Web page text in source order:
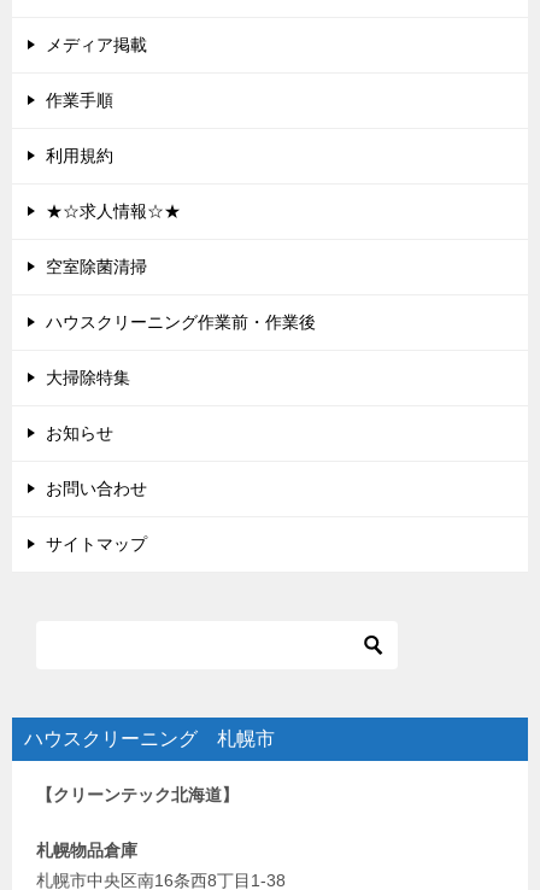
メディア掲載
作業手順
利用規約
★☆求人情報☆★
空室除菌清掃
ハウスクリーニング作業前・作業後
大掃除特集
お知らせ
お問い合わせ
サイトマップ
ハウスクリーニング 札幌市
【クリーンテック北海道】
札幌物品倉庫
札幌市中央区南16条西8丁目1-38